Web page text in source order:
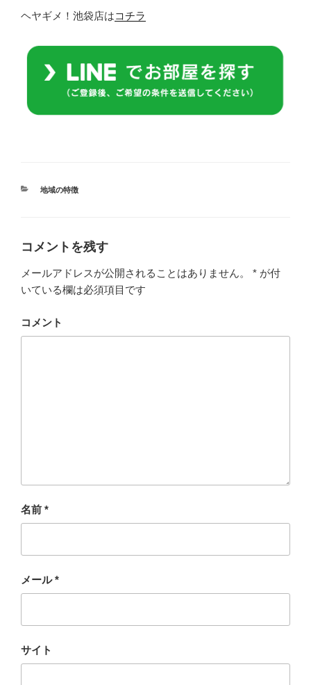
ヘヤギメ！池袋店はコチラ
カ
ー
地域の特徴
コメントを残す
メールアドレスが公開されることはありません。 * が付
いている欄は必須項目です
コメント
名前 *
メール*
サイト